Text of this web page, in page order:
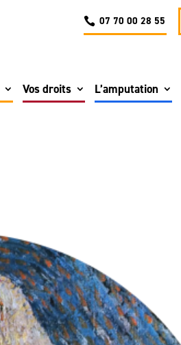
07 70 00 28 55
Vos droits L’amputation